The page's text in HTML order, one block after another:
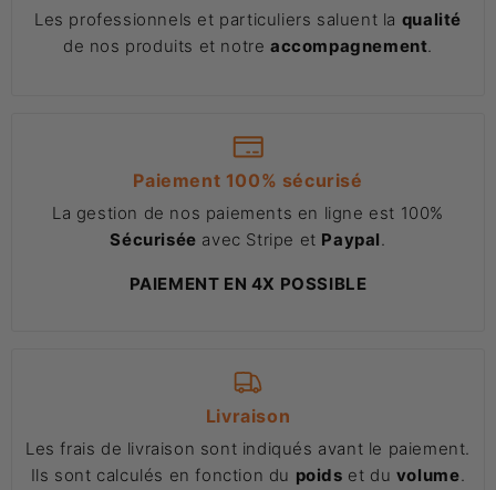
Les professionnels et particuliers saluent la qualité
de nos produits et notre accompagnement
Paiement 100% sécurisé
La gestion de nos paiements en ligne est 100%
Sécurisée avec Stripe et Paypal
PAIEMENT EN 4X POSSIBLE
Livraison
Les frais de livraison sont indiqués avant le paiement.
Ils sont calculés en fonction du poids et du volume